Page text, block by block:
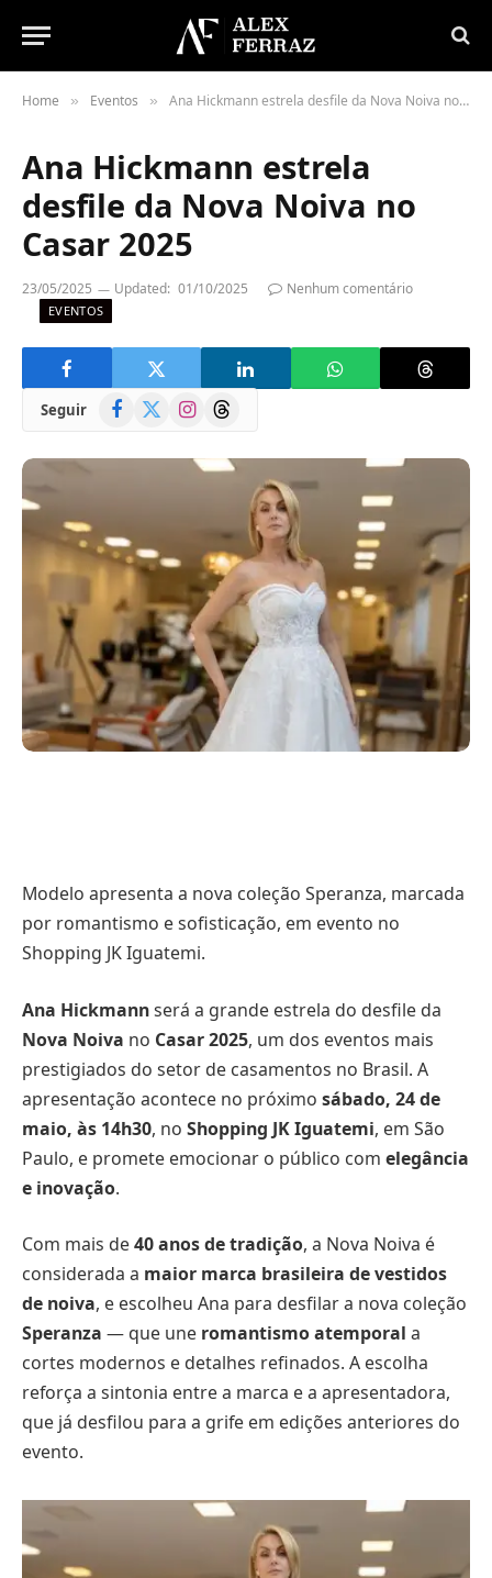
Home » Eventos » Ana Hickmann estrela desfile da Nova Noiva no Casar 2025
Ana Hickmann estrela
desfile da Nova Noiva no
Casar 2025
23/05/2025 Updated: 01/10/2025 Nenhum comentário
EVENTOS
Seguir Facebook
(Twitter)
InstagramThreads
Modelo apresenta a nova coleção Speranza, marcada
por romantismo e sofisticação, em evento no
Shopping JK Iguatemi.
Ana Hickmannserá a grande estrela do desfile da
Nova Noiva no Casar 2025, um dos eventos mais
prestigiados do setor de casamentos no Brasil. A
apresentação acontece no próximo sábado, 24 de
maio, às 14h30, no Shopping JK Iguatemi, em São
Paulo, e promete emocionar o público com elegância
e inovação.
Com mais de40 anos de tradição, a Nova Noiva é
considerada a maior marca brasileira de vestidos
de noiva, e escolheu Ana para desfilar a nova coleção
Speranza — que une romantismo atemporal a
cortes modernos e detalhes refinados. A escolha
reforça a sintonia entre a marca e a apresentadora,
que já desfilou para a grife em edições anteriores do
evento.